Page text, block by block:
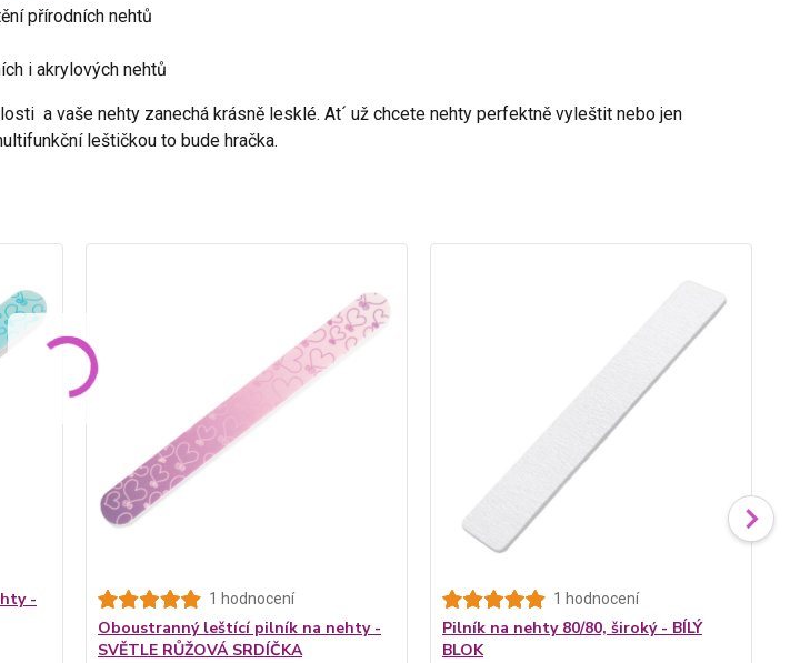
přírodních nehtů
i akrylových nehtů
a vaše nehty zanechá krásně lesklé. At´ už chcete nehty perfektně vyleštit nebo jen
leštičkou to bude hračka.
-
1 hodnocení
Oboustranný leštící pilník na nehty -
SVĚTLE RŮŽOVÁ SRDÍČKA
1 hodnocení
Pilník na nehty 80/80, široký - BÍLÝ
BLOK